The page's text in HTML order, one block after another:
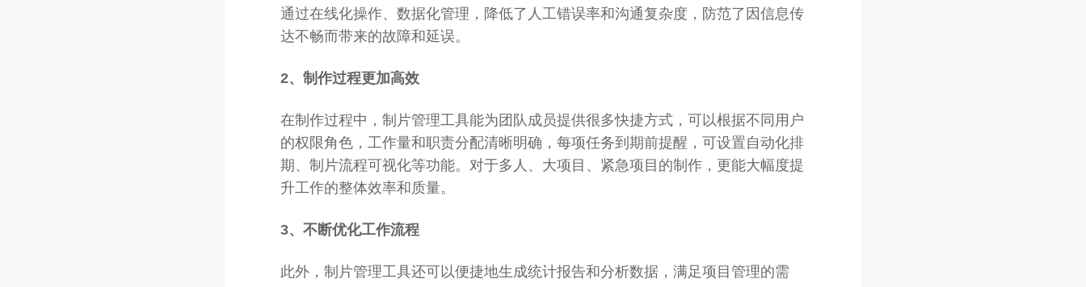
通过在线化操作、数据化管理，降低了人工错误率和沟通复杂度，防范了因信息传
达不畅而带来的故障和延误。
2、制作过程更加高效
在制作过程中，制片管理工具能为团队成员提供很多快捷方式，可以根据不同用户
的权限角色，工作量和职责分配清晰明确，每项任务到期前提醒，可设置自动化排
期、制片流程可视化等功能。对于多人、大项目、紧急项目的制作，更能大幅度提
升工作的整体效率和质量。
3、不断优化工作流程
此外，制片管理工具还可以便捷地生成统计报告和分析数据，满足项目管理的需